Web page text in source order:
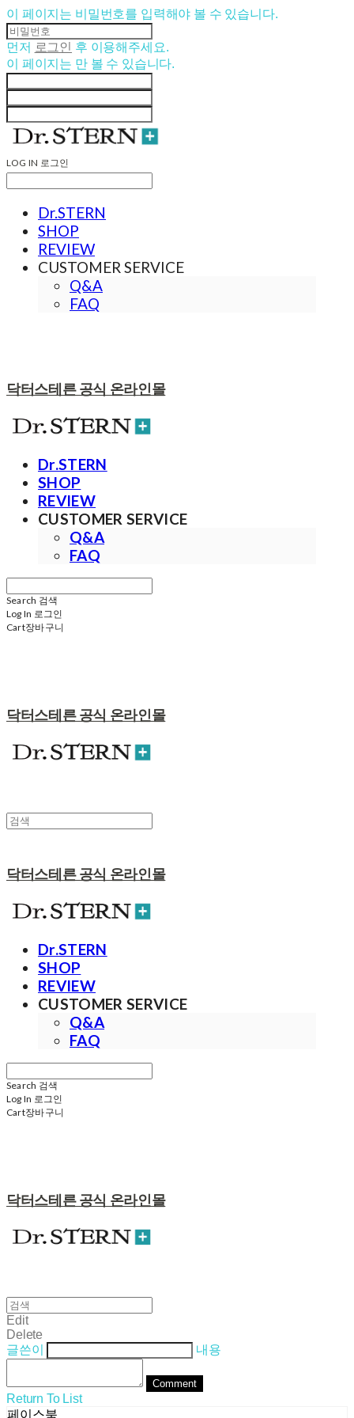
이 페이지는 비밀번호를 입력해야 볼 수 있습니다.
먼저 로그인
후 이용해주세요.
이 페이지는 만 볼 수 있습니다.
LOG IN 로그인
Dr.STERN
SHOP
REVIEW
CUSTOMER SERVICE
Q&A
FAQ
닥터스테른 공식 온라인몰
Dr.STERN
SHOP
REVIEW
CUSTOMER SERVICE
Q&A
FAQ
Search 검색
Log In 로그인
Cart장바구니
닥터스테른 공식 온라인몰
닥터스테른 공식 온라인몰
Dr.STERN
SHOP
REVIEW
CUSTOMER SERVICE
Q&A
FAQ
Search 검색
Log In 로그인
Cart장바구니
닥터스테른 공식 온라인몰
Edit
Delete
글쓴이
내용
Comment
Return To List
페이스북